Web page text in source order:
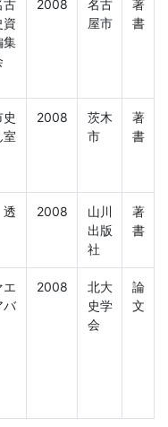
古
資
集
2008
名古
屋市
著
書
室
2008
茨木
市
著
書
2008
山川
出版
社
著
書
エ
バ
2008
北大
史学
会
論
文